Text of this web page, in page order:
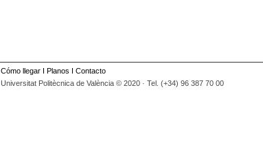
Cómo llegar I Planos I Contacto
Universitat Politècnica de València © 2020 · Tel. (+34) 96 387 70 00